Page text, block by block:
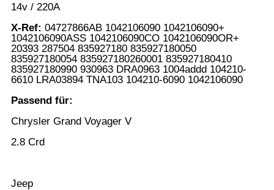
14v / 220A
X-Ref: 04727866AB 1042106090 1042106090+
1042106090ASS 1042106090CO 1042106090OR+
20393 287504 835927180 835927180050
835927180054 835927180260001 835927180410
835927180990 930963 DRA0963 1004addd 104210-
6610 LRA03894 TNA103 104210-6090 1042106090
Passend für:
Chrysler Grand Voyager V
2.8 Crd
Jeep